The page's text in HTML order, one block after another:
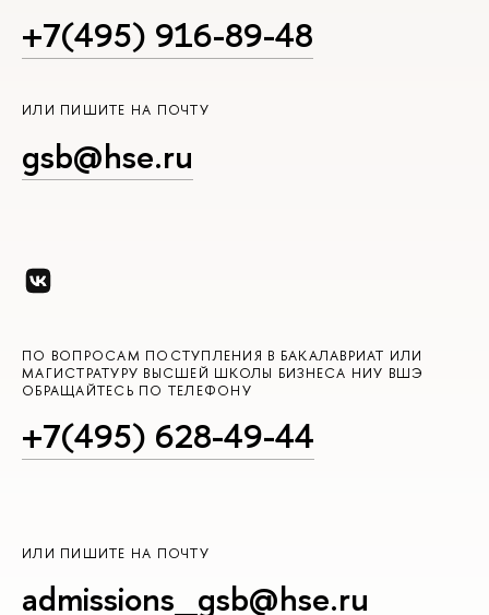
+7(495) 916-89-48
ИЛИ ПИШИТЕ НА ПОЧТУ
gsb@hse.ru
ПО ВОПРОСАМ ПОСТУПЛЕНИЯ В БАКАЛАВРИАТ ИЛИ
МАГИСТРАТУРУ ВЫСШЕЙ ШКОЛЫ БИЗНЕСА НИУ ВШЭ
ОБРАЩАЙТЕСЬ ПО ТЕЛЕФОНУ
+7(495) 628-49-44
ИЛИ ПИШИТЕ НА ПОЧТУ
admissions_gsb@hse.ru